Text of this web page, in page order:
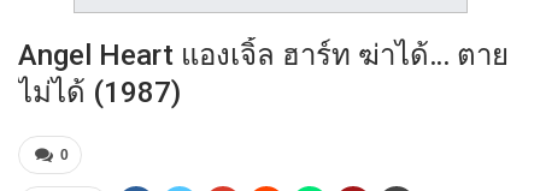
Angel Heart แองเจิ้ล ฮาร์ท ฆ่าได้… ตาย
ไม่ได้ (1987)
0